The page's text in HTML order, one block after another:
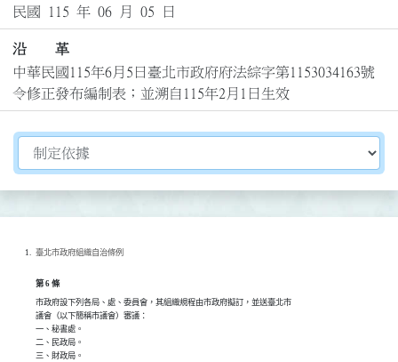
民國 115 年 06 月 05 日
沿 革
中華民國115年6月5日臺北市政府府法綜字第1153034163號
令修正發布編制表；並溯自115年2月1日生效
切換選擇法規資訊內容
臺北市政府組織自治條例
第 6 條
市政府設下列各局、處、委員會，其組織規程由市政府擬訂，並送臺北市
議會（以下簡稱市議會）審議：
一、秘書處。
二、民政局。
三、財政局。